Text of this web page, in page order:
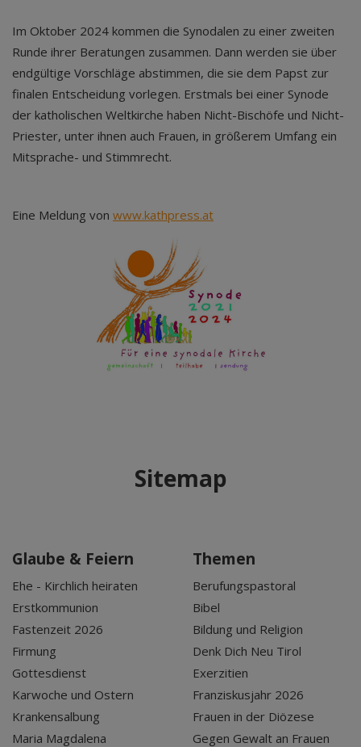
Im Oktober 2024 kommen die Synodalen zu einer zweiten
Runde ihrer Beratungen zusammen. Dann werden sie über
endgültige Vorschläge abstimmen, die sie dem Papst zur
finalen Entscheidung vorlegen. Erstmals bei einer Synode
der katholischen Weltkirche haben Nicht-Bischöfe und Nicht-
Priester, unter ihnen auch Frauen, in größerem Umfang ein
Mitsprache- und Stimmrecht.
Eine Meldung von www.kathpress.at
Sitemap
Glaube & Feiern
Ehe - Kirchlich heiraten
Erstkommunion
Fastenzeit 2026
Firmung
Gottesdienst
Karwoche und Ostern
Krankensalbung
Maria Magdalena
Themen
Berufungspastoral
Bibel
Bildung und Religion
Denk Dich Neu Tirol
Exerzitien
Franziskusjahr 2026
Frauen in der Diözese
Gegen Gewalt an Frauen